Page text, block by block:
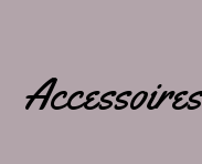
Accessoires